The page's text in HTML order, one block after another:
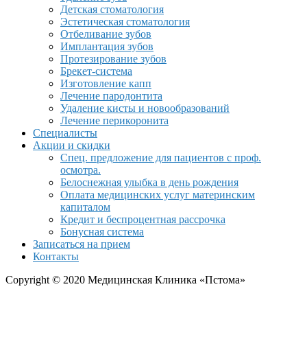
Детская стоматология
Эстетическая стоматология
Отбеливание зубов
Имплантация зубов
Протезирование зубов
Брекет-система
Изготовление капп
Лечение пародонтита
Удаление кисты и новообразований
Лечение перикоронита
Специалисты
Акции и скидки
Спец. предложение для пациентов с проф.
осмотра.
Белоснежная улыбка в день рождения
Оплата медицинских услуг материнским
капиталом
Кредит и беспроцентная рассрочка
Бонусная система
Записаться на прием
Контакты
Copyright © 2020 Медицинская Клиника «Пстома»